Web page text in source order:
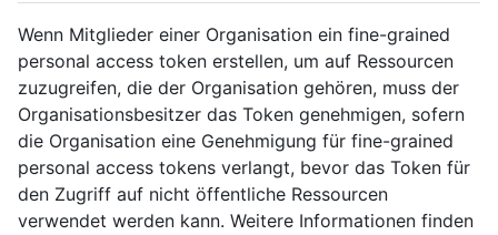
Wenn Mitglieder einer Organisation ein fine-grained
personal access token erstellen, um auf Ressourcen
zuzugreifen, die der Organisation gehören, muss der
Organisationsbesitzer das Token genehmigen, sofern
die Organisation eine Genehmigung für fine-grained
personal access tokens verlangt, bevor das Token für
den Zugriff auf nicht öffentliche Ressourcen
verwendet werden kann. Weitere Informationen finden